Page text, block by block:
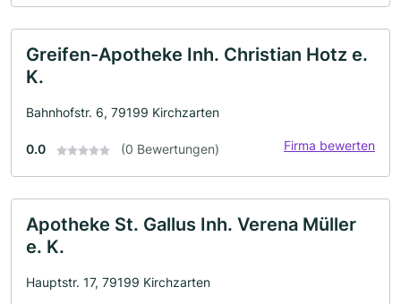
Greifen-Apotheke Inh. Christian Hotz e.
K.
Bahnhofstr. 6, 79199 Kirchzarten
0.0 (0 Bewertungen) Firma bewerten
Apotheke St. Gallus Inh. Verena Müller
e. K.
Hauptstr. 17, 79199 Kirchzarten